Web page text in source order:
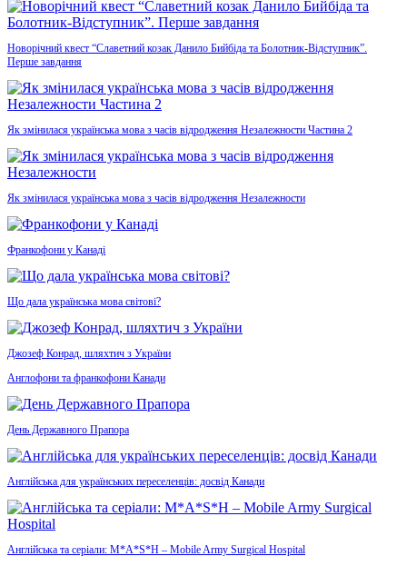
Новорічний квест “Славетний козак Данило Бийбіда та Болотник-Відступник”.
Перше завдання
Як змінилася українська мова з часів відродження Незалежности Частина 2
Як змінилася українська мова з часів відродження Незалежности
Франкофони у Канаді
Що дала українська мова світові?
Джозеф Конрад, шляхтич з України
Англофони та франкофони Канади
День Державного Прапора
Англійська для українських переселенців: досвід Канади
Англійська та серіали: M*A*S*H – Mobile Army Surgical Hospital